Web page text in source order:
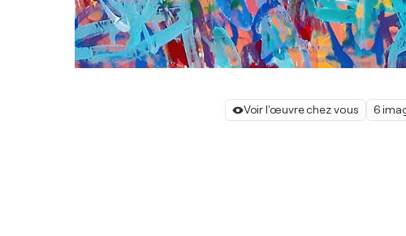
Voir l'œuvre chez vous 6